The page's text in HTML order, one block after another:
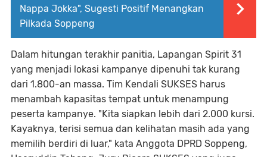
Nappa Jokka", Sugesti Positif Menangkan
Pilkada Soppeng
Dalam hitungan terakhir panitia, Lapangan Spirit 31
yang menjadi lokasi kampanye dipenuhi tak kurang
dari 1.800-an massa. Tim Kendali SUKSES harus
menambah kapasitas tempat untuk menampung
peserta kampanye. "Kita siapkan lebih dari 2.000 kursi.
Kayaknya, terisi semua dan kelihatan masih ada yang
memilih berdiri di luar," kata Anggota DPRD Soppeng,